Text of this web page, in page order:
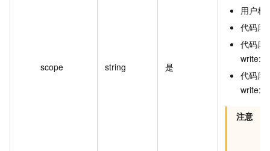
scope string 是
用户相
代码库
代码库
代码库
注意